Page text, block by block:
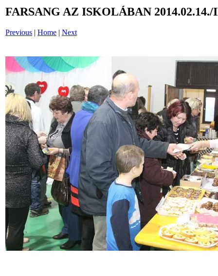
FARSANG AZ ISKOLÁBAN 2014.02.14./
Previous | Home | Next